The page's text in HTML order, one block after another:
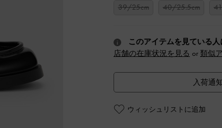
39/25cm
40/25.5cm
このアイテムを見ている
店舗の在庫状況を見る or 類似
入荷通
ウィッシュリストに追加